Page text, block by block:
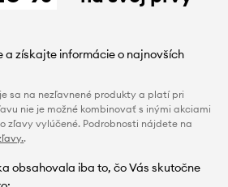
a získajte informácie o najnovších
sa na nezľavnené produkty a platí pri
nie je možné kombinovať s inými akciami
zľavy vylúčené. Podrobnosti nájdete na
.
obsahovala iba to, čo Vás skutočne